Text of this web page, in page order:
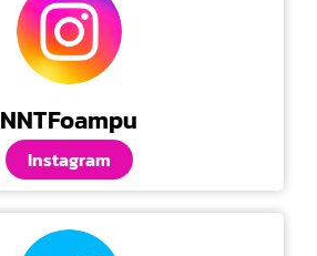
NNTFoampu
Instagram